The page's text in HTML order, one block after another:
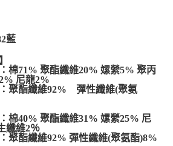
藍
棉71% 聚酯纖維20% 嫘縈5% 聚丙
尼龍2%
聚酯纖維92% 彈性纖維(聚氨
棉40% 聚酯纖維31% 嫘縈25% 尼
纖維2％
聚酯纖維92% 彈性纖維(聚氨酯)8%